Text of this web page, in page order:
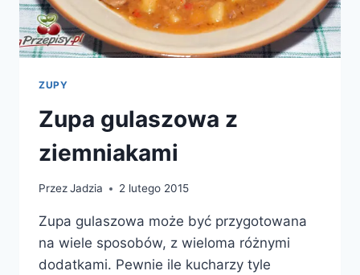
ZUPY
Zupa gulaszowa z
ziemniakami
PrzezJadzia 2 lutego 2015
Zupa gulaszowa może być przygotowana
na wiele sposobów, z wieloma różnymi
dodatkami. Pewnie ile kucharzy tyle